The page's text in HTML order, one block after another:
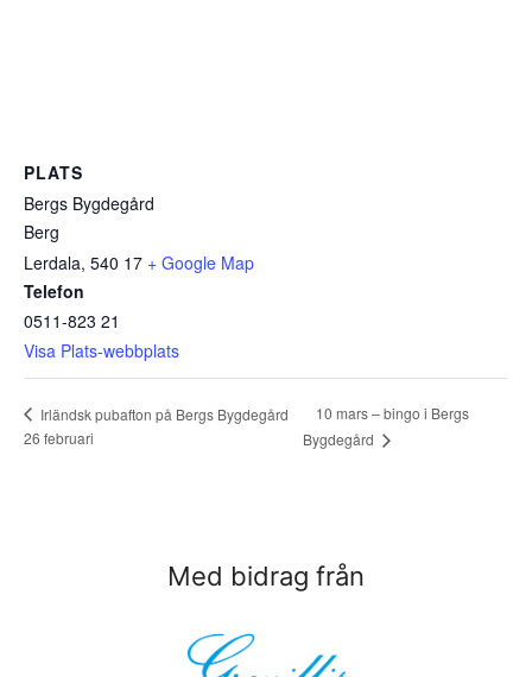
PLATS
Bergs Bygdegård
Berg
Lerdala, 540 17 + Google Map
Telefon
0511-823 21
Visa Plats-webbplats
Irländsk pubafton på Bergs Bygdegård
26 februari
10 mars – bingo i Bergs
Bygdegård
Med bidrag från